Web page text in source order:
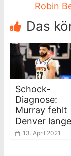
Robin
Das
Schock-
Diagnose:
Murray fehlt
Denver lange
13. April 2021